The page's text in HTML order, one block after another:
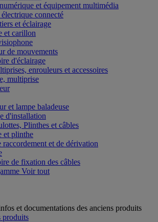
et équipement multimédia
connecté
et éclairage
et carillon
de mouvements
d'éclairage
enrouleurs et accessoires
multiprise
et lampe baladeuse
d'installation
Plinthes et câbles
et plinthe
raccordement et de dérivation
de fixation des câbles
Voir tout
et documentations des anciens produits
produits